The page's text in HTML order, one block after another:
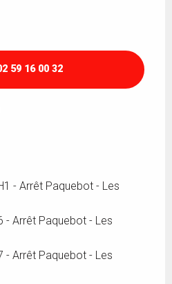
59 16 00 32
- Arrêt Paquebot - Les
- Arrêt Paquebot - Les
- Arrêt Paquebot - Les